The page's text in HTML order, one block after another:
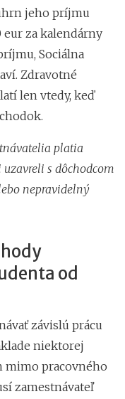
jeho príjmu
za kalendárny
Sociálna
Zdravotné
len vtedy, keď
platia
s dôchodcom
nepravidelný
od
závislú prácu
niektorej
mimo pracovného
zamestnávateľ